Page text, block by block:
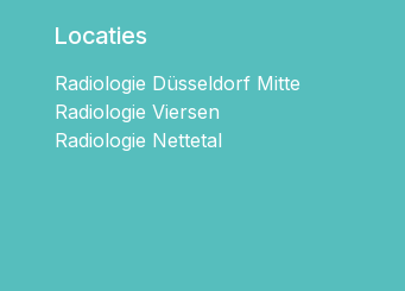
Locaties
Radiologie Düsseldorf Mitte
Radiologie Viersen
Radiologie Nettetal